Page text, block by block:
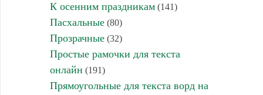
К осенним праздникам(141)
Пасхальные(80)
Прозрачные(32)
Простые рамочки для текста
онлайн (191)
Прямоугольные для текста ворд на